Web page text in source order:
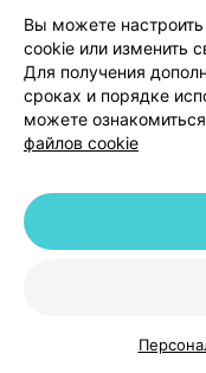
пленки
ячейковые
в пачке картонной.
Условия отпуска
Держатель
производитель
Республика
тел./факс: +375
Вы можете
cookie или изменить
Для получения
сроках и порядке
можете
файлов cookie